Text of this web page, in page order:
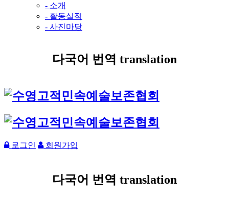
- 소개
- 활동실적
- 사진마당
다국어 번역 translation
로그인 회원가입
다국어 번역 translation